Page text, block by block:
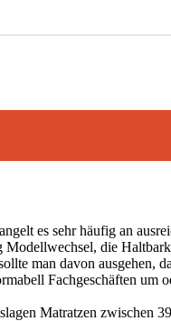
es sehr häufig an
Modellwechsel, die
man davon ausgehen,
Fachgeschäften um
Matratzen zwischen